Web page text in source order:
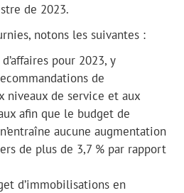
de 2023.
notons les suivantes :
pour 2023, y
de
niveaux de service et aux
afin que le budget de
aucune augmentation
de plus de 3,7 % par rapport
d’immobilisations en